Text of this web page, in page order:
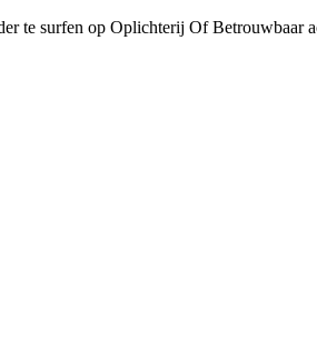
te surfen op Oplichterij Of Betrouwbaar